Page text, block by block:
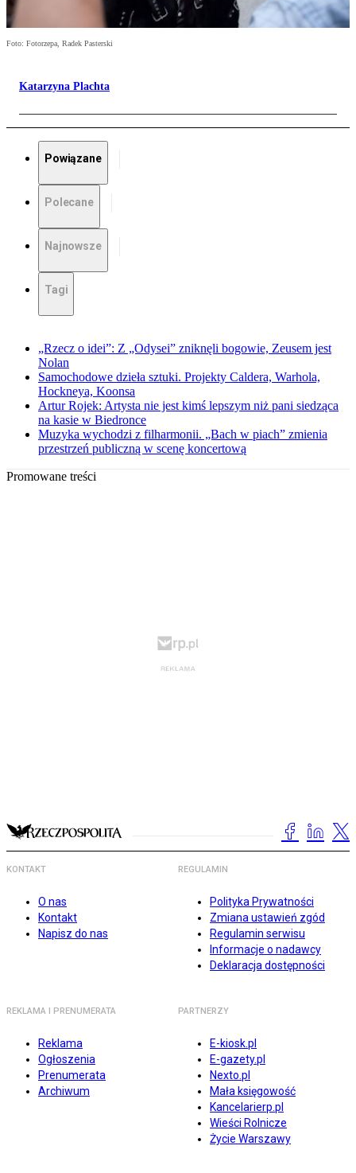
Foto: Fotorzepa, Radek Pasterski
Katarzyna Plachta
Powiązane
Polecane
Najnowsze
Tagi
„Rzecz o idei”: Z „Odysei” zniknęli bogowie, Zeusem jest
Nolan
Samochodowe dzieła sztuki. Projekty Caldera, Warhola,
Hockneya, Koonsa
Artur Rojek: Artysta nie jest kimś lepszym niż pani siedząca
na kasie w Biedronce
Muzyka wychodzi z filharmonii. „Bach w piach” zmienia
przestrzeń publiczną w scenę koncertową
Promowane treści
KONTAKT
O nas
Kontakt
Napisz do nas
REGULAMIN
Polityka Prywatności
Zmiana ustawień zgód
Regulamin serwisu
Informacje o nadawcy
Deklaracja dostępności
REKLAMA I PRENUMERATA
Reklama
Ogłoszenia
Prenumerata
Archiwum
PARTNERZY
E-kiosk.pl
E-gazety.pl
Nexto.pl
Mała księgowość
Kancelarierp.pl
Wieści Rolnicze
Życie Warszawy